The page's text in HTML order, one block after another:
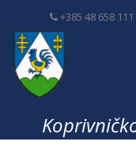
+385 48 658 111